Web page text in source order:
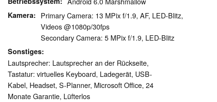
Kamera
Primary Camera: 13 MPix f/1.9, AF, LED-Blitz,
Videos @1080p/30fps
Secondary Camera: 5 MPix f/1.9, LED-Blitz
Sonstiges
Lautsprecher: Lautsprecher an der Rückseite,
Tastatur: virtuelles Keyboard, Ladegerät, USB-
Kabel, Headset, S-Planner, Microsoft Office, 24
Monate Garantie, Lüfterlos